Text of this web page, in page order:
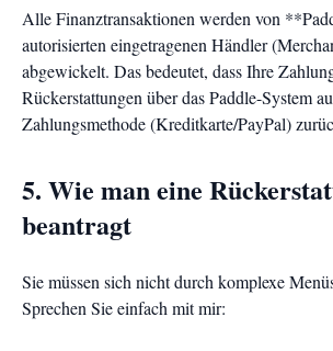
Alle Finanztransaktionen werden von
autorisierten eingetragenen Händler
abgewickelt. Das bedeutet, dass Ihre
Rückerstattungen über das Paddle-System
Zahlungsmethode (Kreditkarte/PayPal)
5. Wie man eine
beantragt
Sie müssen sich nicht durch komplexe
Sprechen Sie einfach mit mir: